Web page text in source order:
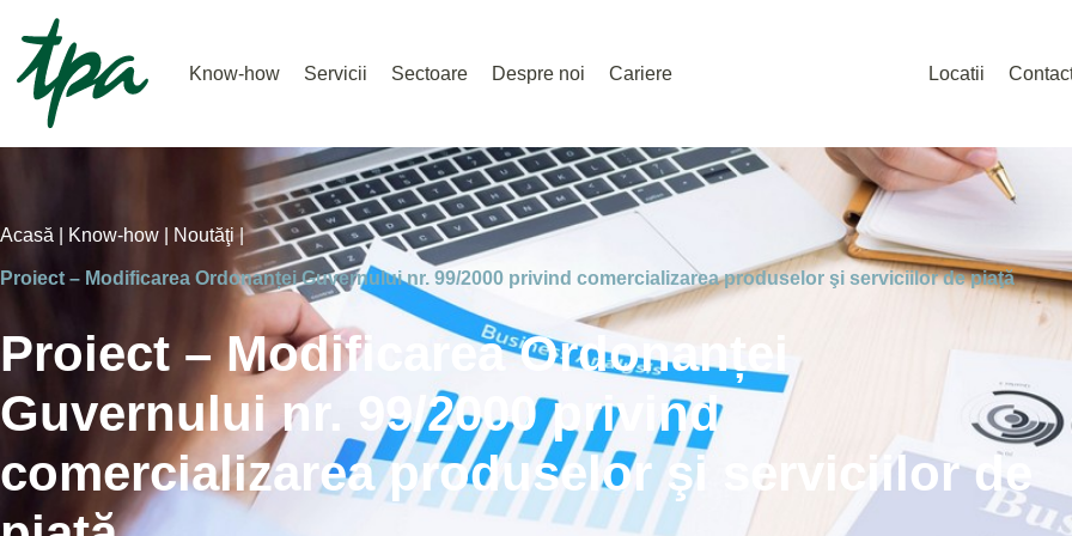
Know-how Servicii Sectoare Despre noi Cariere Locatii
Acasă | Know-how | Noutăţi |
Proiect – Modificarea Ordonanței Guvernului nr. 99/2000 privind comercializarea produselor şi serviciilor de piaţă
Proiect – Modificarea Ordonanței
Guvernului nr. 99/2000 privind
comercializarea produselor şi serviciilor de